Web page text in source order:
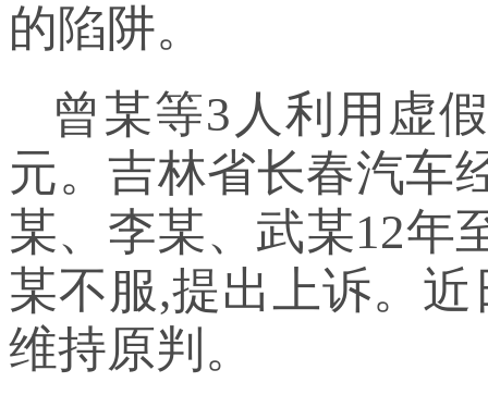
的陷阱。
曾某等3人利用虚
元。吉林省长春汽车
某、李某、武某12年
某不服,提出上诉。
维持原判。